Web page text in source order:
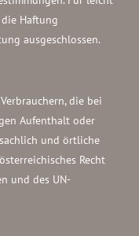
Haftung
ausgeschlossen.
die bei
Aufenthalt oder
und örtliche
Recht
und des UN-